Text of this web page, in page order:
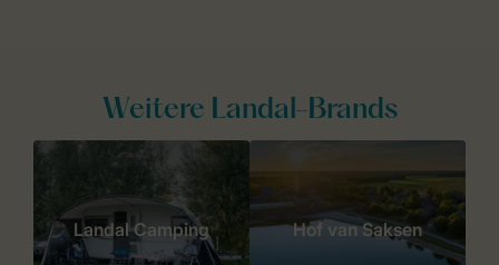
Weitere Landal-Brands
Landal Camping Hof van Saksen